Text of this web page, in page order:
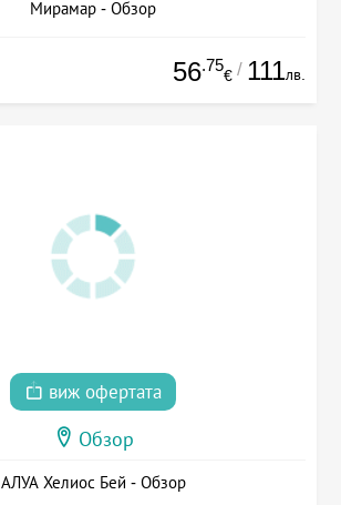
Мирамар - Обзор
56.75
€ / 111лв.
виж офертата
Обзор
АЛУА Хелиос Бей - Обзор